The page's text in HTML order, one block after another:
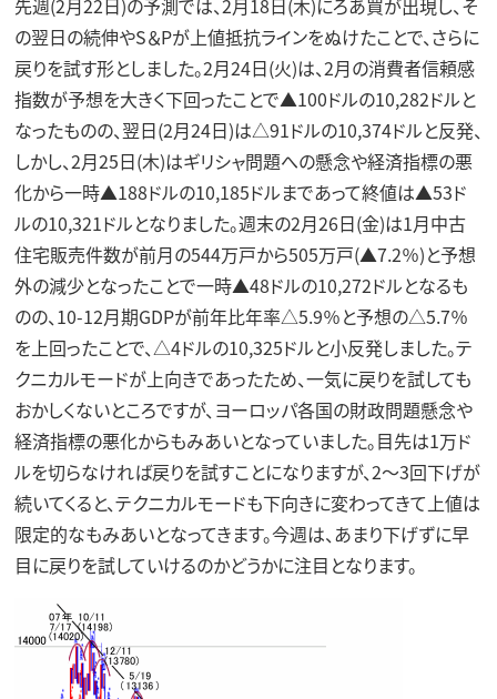
の翌日の続伸やS＆Pが上値抵抗ラインをぬけたことで、さらに
戻りを試す形としました。2月24日(火)は、2月の消費者信頼感
指数が予想を大きく下回ったことで▲100ドルの10,282ドルと
なったものの、翌日(2月24日)は△91ドルの10,374ドルと反発、
しかし、2月25日(木)はギリシャ問題への懸念や経済指標の悪
化から一時▲188ドルの10,185ドルまであって終値は▲53ド
ルの10,321ドルとなりました。週末の2月26日(金)は1月中古
住宅販売件数が前月の544万戸から505万戸(▲7.2％)と予想
外の減少となったことで一時▲48ドルの10,272ドルとなるも
のの、10-12月期GDPが前年比年率△5.9％と予想の△5.7％
を上回ったことで、△4ドルの10,325ドルと小反発しました。テ
クニカルモードが上向きであったため、一気に戻りを試しても
おかしくないところですが、ヨーロッパ各国の財政問題懸念や
経済指標の悪化からもみあいとなっていました。目先は1万ド
ルを切らなければ戻りを試すことになりますが、2～3回下げが
続いてくると、テクニカルモードも下向きに変わってきて上値は
限定的なもみあいとなってきます。今週は、あまり下げずに早
目に戻りを試していけるのかどうかに注目となります。